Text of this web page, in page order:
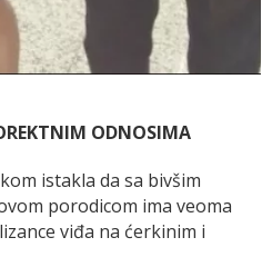
ODNOSIMA
istakla da sa bivšim
porodicom ima veoma
viđa na ćerkinim i